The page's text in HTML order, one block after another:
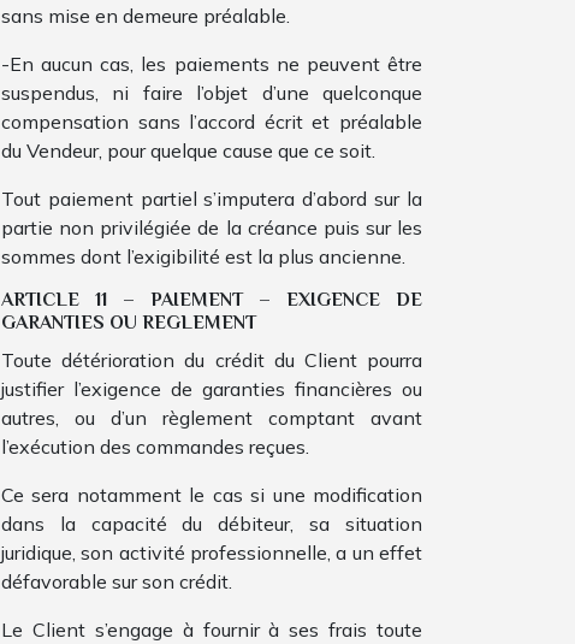
sans mise en demeure préalable.
-En aucun cas, les paiements ne peuvent être
suspendus, ni faire l’objet d’une quelconque
compensation sans l’accord écrit et préalable
du Vendeur, pour quelque cause que ce soit.
Tout paiement partiel s’imputera d’abord sur la
partie non privilégiée de la créance puis sur les
sommes dont l’exigibilité est la plus ancienne.
ARTICLE 11 – PAIEMENT – EXIGENCE DE
GARANTIES OU REGLEMENT
Toute détérioration du crédit du Client pourra
justifier l’exigence de garanties financières ou
autres, ou d’un règlement comptant avant
l’exécution des commandes reçues.
Ce sera notamment le cas si une modification
dans la capacité du débiteur, sa situation
juridique, son activité professionnelle, a un effet
défavorable sur son crédit.
Le Client s’engage à fournir à ses frais toute